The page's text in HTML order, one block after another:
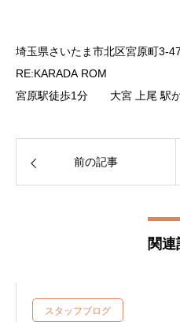
埼玉県さいたま市北区宮原町3-
RE:KARADA ROM
宮原駅徒歩1分 大宮 上尾 駅
前の記事
関連
スタッフブログ